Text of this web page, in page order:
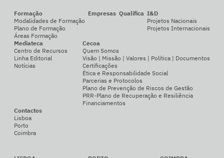
Formação
Modalidades de Formação
Plano de Formação
Áreas Formação
Empresas Qualifica I&D
Projetos Nacionais
Projetos Internacionais
Mediateca
Centro de Recursos
Linha Editorial
Notícias
Cecoa
Quem Somos
Visão | Missão | Valores | Política | Documentos
Certificações
Ética e Responsabilidade Social
Parcerias e Protocolos
Plano de Prevenção de Riscos de Gestão
PRR-Plano de Recuperação e Resiliência
Financiamentos
Contactos
Lisboa
Porto
Coimbra